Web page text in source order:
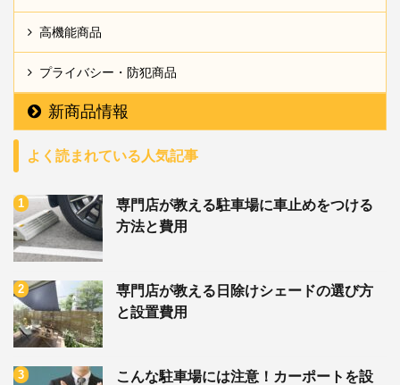
高機能商品
プライバシー・防犯商品
新商品情報
よく読まれている人気記事
専門店が教える駐車場に車止めをつける
方法と費用
専門店が教える日除けシェードの選び方
と設置費用
こんな駐車場には注意！カーポートを設